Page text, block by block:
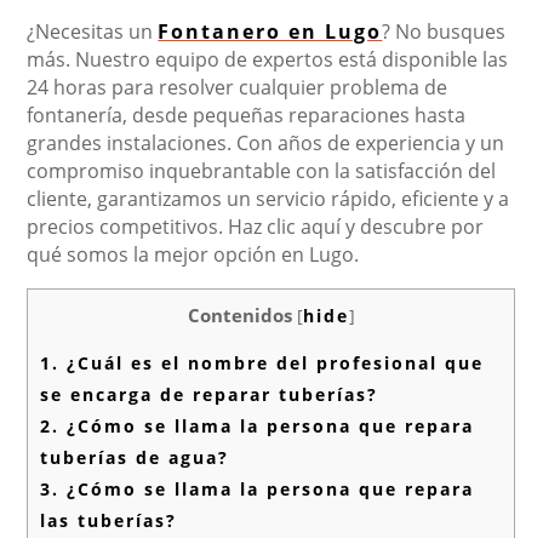
¿Necesitas un Fontanero en Lugo? No busques
más. Nuestro equipo de expertos está disponible las
24 horas para resolver cualquier problema de
fontanería, desde pequeñas reparaciones hasta
grandes instalaciones. Con años de experiencia y un
compromiso inquebrantable con la satisfacción del
cliente, garantizamos un servicio rápido, eficiente y a
precios competitivos. Haz clic aquí y descubre por
qué somos la mejor opción en Lugo.
Contenidos [hide]
1. ¿Cuál es el nombre del profesional que
se encarga de reparar tuberías?
2. ¿Cómo se llama la persona que repara
tuberías de agua?
3. ¿Cómo se llama la persona que repara
las tuberías?